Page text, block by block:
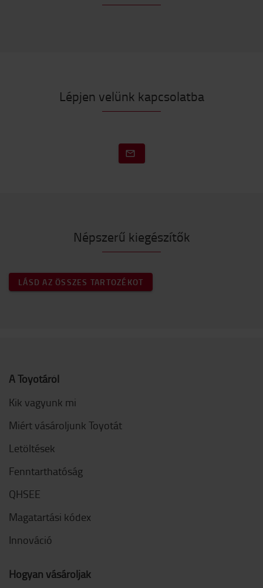
Lépjen velünk kapcsolatba
Népszerű kiegészítők
LÁSD AZ ÖSSZES TARTOZÉKOT
A Toyotáról
Kik vagyunk mi
Miért vásároljunk Toyotát
Letöltések
Fenntarthatóság
QHSEE
Magatartási kódex
Innováció
Hogyan vásároljak